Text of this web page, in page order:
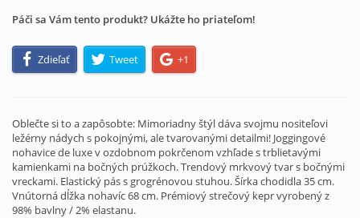
Páči sa Vám tento produkt? Ukážte ho priateľom!
Zdieľať Tweet +1
Oblečte si to a zapôsobte: Mimoriadny štýl dáva svojmu nositeľovi
ležérny nádych s pokojnými, ale tvarovanými detailmi! Joggingové
nohavice de luxe v ozdobnom pokrčenom vzhľade s trblietavými
kamienkami na bočných prúžkoch. Trendový mrkvový tvar s bočnými
vreckami. Elastický pás s grogrénovou stuhou. Šírka chodidla 35 cm.
Vnútorná dĺžka nohavíc 68 cm. Prémiový strečový kepr vyrobený z
98% bavlny / 2% elastanu.